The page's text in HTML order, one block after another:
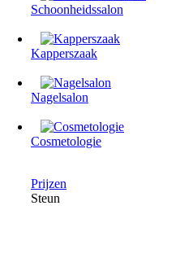
Schoonheidssalon
Kapperszaak
Nagelsalon
Cosmetologie
Prijzen
Steun